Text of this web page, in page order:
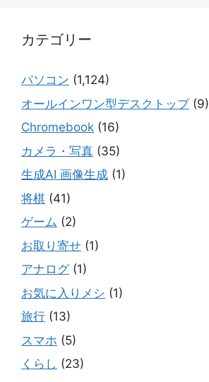
カテゴリー
パソコン (1,124)
オールインワン型デスクトップ(9)
Chromebook (16)
カメラ・写真 (35)
生成AI 画像生成 (1)
将棋 (41)
ゲーム (2)
お取り寄せ (1)
アナログ(1)
お気に入りメシ (1)
旅行 (13)
スマホ (5)
くらし (23)